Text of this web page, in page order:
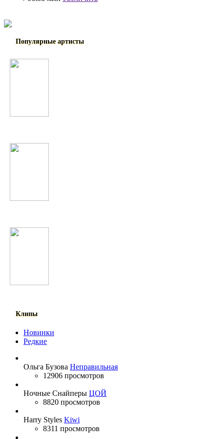
Популярные артисты
Клипы
Новинки
Редкие
Ольга Бузова Неправильная
12906 просмотров
Ночные Снайперы ЦОЙ
8820 просмотров
Harry Styles Kiwi
8311 просмотров